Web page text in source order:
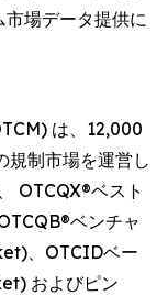
場データ提供に
は、12,000
規制市場を運営し
OTCQX®ベスト
ベンチャ
、OTCIDベー
およびピン